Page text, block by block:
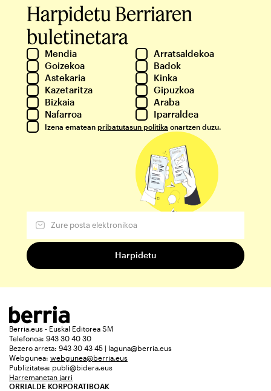
Harpidetu Berriaren
buletinetara
Mendia
Arratsaldekoa
Goizekoa
Badok
Astekaria
Kinka
Kazetaritza
Gipuzkoa
Bizkaia
Araba
Nafarroa
Iparraldea
Izena ematean pribatutasun politika onartzen duzu.
Berria.eus - Euskal Editorea SM
Telefonoa: 943 30 40 30
Bezero arreta: 943 30 43 45 | laguna@berria.eus
Webgunea: webgunea@berria.eus
Publizitatea: publi@bidera.eus
Harremanetan jarri
ORRIALDE KORPORATIBOAK